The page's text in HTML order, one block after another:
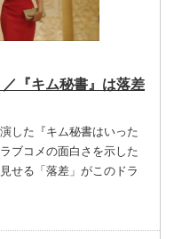
『キム秘書』は落差
した『キム秘書はいった
ブコメの面白さを示した
せる「落差」がこのドラ